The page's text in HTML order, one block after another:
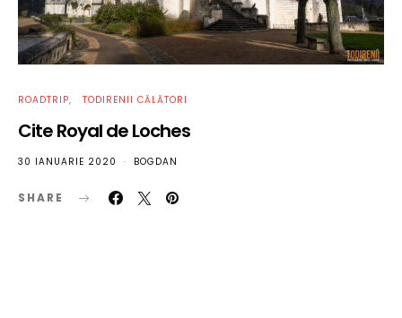
ROADTRIP TODIRENII CĂLĂTORI
Cite Royal de Loches
30 IANUARIE 2020 BOGDAN
SHARE